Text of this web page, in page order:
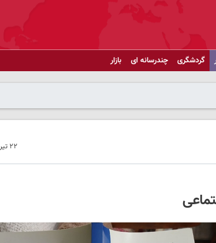
گردشگری چندرسانه ای بازار
۲۲ تیر ۱۴۰۴ - ۱۱:۱۷